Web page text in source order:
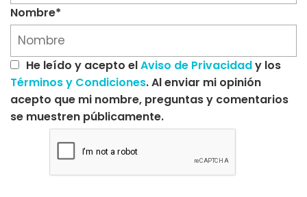
Nombre*
He leído y acepto elAviso de Privacidady los
Términos y Condiciones. Al enviar mi opinión
acepto que mi nombre, preguntas y comentarios
se muestren públicamente.